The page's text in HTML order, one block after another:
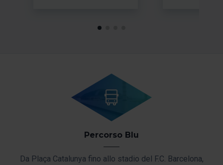
Percorso Blu
Da Plaça Catalunya fino allo stadio del F.C. Barcelona,